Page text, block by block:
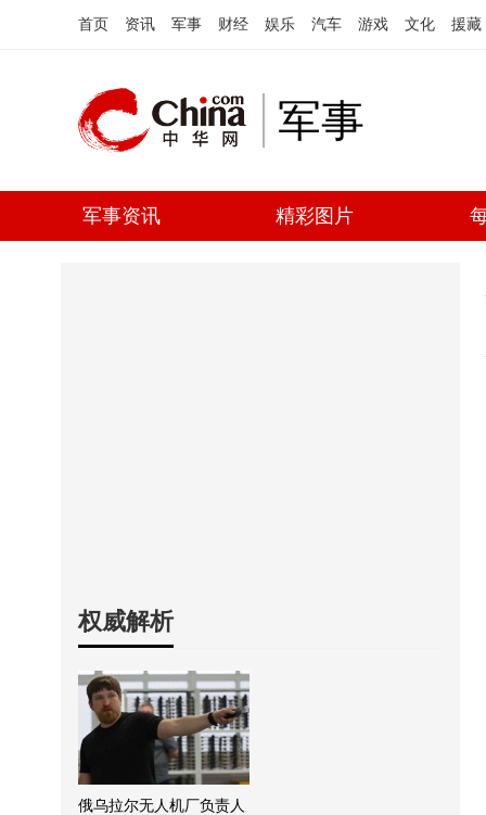
首页 资讯 军事 财经 娱乐 汽车 游戏 文化 援藏
军事
军事资讯 精彩图片
权威解析
俄乌拉尔无人机厂负责人